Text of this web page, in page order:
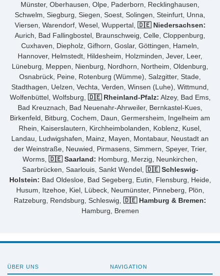
Münster, Oberhausen, Olpe, Paderborn, Recklinghausen,
Schwelm, Siegburg, Siegen, Soest, Solingen, Steinfurt, Unna,
Viersen, Warendorf, Wesel, Wuppertal, 🇩🇪 Niedersachsen:
Aurich, Bad Fallingbostel, Braunschweig, Celle, Cloppenburg,
Cuxhaven, Diepholz, Gifhorn, Goslar, Göttingen, Hameln,
Hannover, Helmstedt, Hildesheim, Holzminden, Jever, Leer,
Lüneburg, Meppen, Nienburg, Nordhorn, Northeim, Oldenburg,
Osnabrück, Peine, Rotenburg (Wümme), Salzgitter, Stade,
Stadthagen, Uelzen, Vechta, Verden, Winsen (Luhe), Wittmund,
Wolfenbüttel, Wolfsburg, 🇩🇪 Rheinland-Pfalz: Alzey, Bad Ems,
Bad Kreuznach, Bad Neuenahr-Ahrweiler, Bernkastel-Kues,
Birkenfeld, Bitburg, Cochem, Daun, Germersheim, Ingelheim am
Rhein, Kaiserslautern, Kirchheimbolanden, Koblenz, Kusel,
Landau, Ludwigshafen, Mainz, Mayen, Montabaur, Neustadt an
der Weinstraße, Neuwied, Pirmasens, Simmern, Speyer, Trier,
Worms, 🇩🇪 Saarland: Homburg, Merzig, Neunkirchen,
Saarbrücken, Saarlouis, Sankt Wendel, 🇩🇪 Schleswig-
Holstein: Bad Oldesloe, Bad Segeberg, Eutin, Flensburg, Heide,
Husum, Itzehoe, Kiel, Lübeck, Neumünster, Pinneberg, Plön,
Ratzeburg, Rendsburg, Schleswig, 🇩🇪 Hamburg & Bremen:
Hamburg, Bremen
ÜBER UNS NAVIGATION